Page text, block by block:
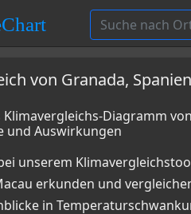
von Granada,
Klimavergleichs-Diagramm
und Auswirkungen
unserem
erkunden und
in